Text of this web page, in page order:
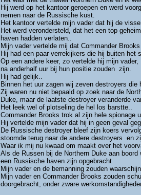
Hij werd op het kantoor geroepen en werd
nemen naar de Russische kust.
Het kantoor vertelde mijn vader dat hij de
Het werd verondersteld, dat het een top
haven hadden verlaten..
Mijn vader vertelde mij dat Commander
Hij had een paar verrekijkers die hij buiten
Op een andere keer, zo vertelde hij mijn
na anderhalf uur bij hun positie zouden zijn.
Hij had gelijk..
Binnen het uur zagen wij zeven destroyers die
Zij waren nu niet bepaald op zoek naar de
Duke, maar de laatste destroyer veranderde
Het leek wel of plotseling de hel los barstte..
Commander Brooks trok al zijn hele spionage
Hij vertelde mijn vader dat hij in geen geval
De Russische destroyer bleef zijn koers
stoomde terug naar de andere destroyers en
Waar ik mij nu kwaad om maakt over het
Als de Russen bij de Northern Duke aan
een Russische haven zijn opgebracht
Mijn vader en de bemanning zouden
Mijn vader en Commander Brooks zouden
doorgebracht, onder zware